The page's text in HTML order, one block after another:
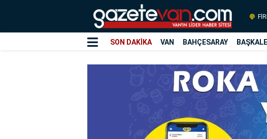
SON DAKİKA VAN BAHÇESARAY BAŞKALE